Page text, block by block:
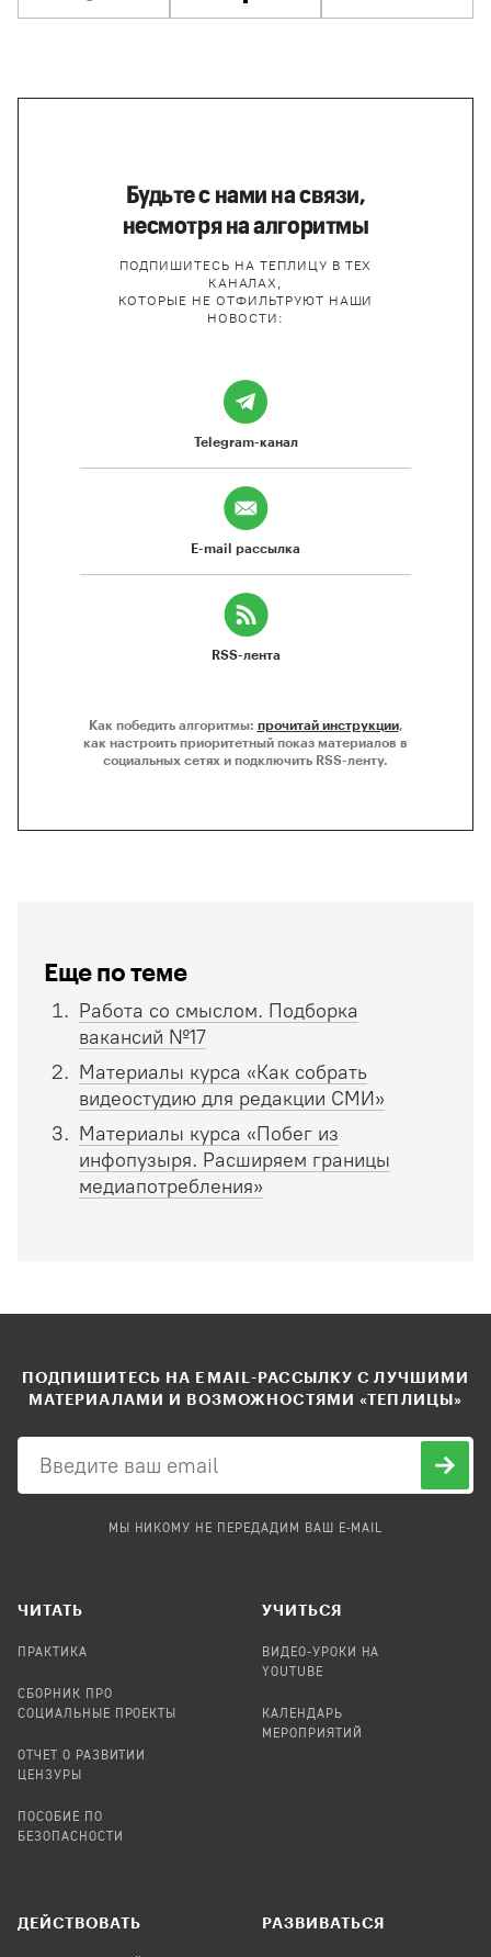
Будьте с нами на связи,
несмотря на алгоритмы
ПОДПИШИТЕСЬ НА ТЕПЛИЦУ В ТЕХ
КАНАЛАХ,
КОТОРЫЕ НЕ ОТФИЛЬТРУЮТ НАШИ
НОВОСТИ:
Telegram-канал
E-mail рассылка
RSS-лента
Как победить алгоритмы: прочитай инструкции,
как настроить приоритетный показ материалов в
социальных сетях и подключить RSS-ленту.
Еще по теме
Работа со смыслом. Подборка
вакансий №17
Материалы курса «Как собрать
видеостудию для редакции СМИ»
Материалы курса «Побег из
инфопузыря. Расширяем границы
медиапотребления»
ПОДПИШИТЕСЬ НА EMAIL-РАССЫЛКУ С ЛУЧШИМИ
МАТЕРИАЛАМИ И ВОЗМОЖНОСТЯМИ «ТЕПЛИЦЫ»
МЫ НИКОМУ НЕ ПЕРЕДАДИМ ВАШ E-MAIL
ЧИТАТЬ
ПРАКТИКА
СБОРНИК ПРО
СОЦИАЛЬНЫЕ ПРОЕКТЫ
ОТЧЕТ О РАЗВИТИИ
ЦЕНЗУРЫ
ПОСОБИЕ ПО
БЕЗОПАСНОСТИ
УЧИТЬСЯ
ВИДЕО-УРОКИ НА
YOUTUBE
КАЛЕНДАРЬ
МЕРОПРИЯТИЙ
ДЕЙСТВОВАТЬ РАЗВИВАТЬСЯ